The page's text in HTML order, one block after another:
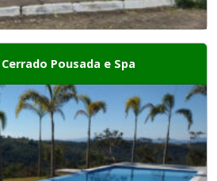
Pousada e Spa